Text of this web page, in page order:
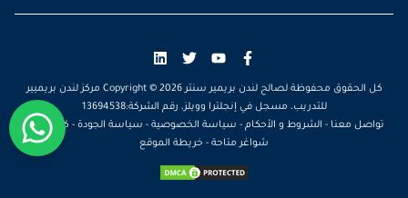
كل الحقوق محفوظة لصالح لندن بريمير سنتر Copyright ©2026
مركز لندن بريميير
للتدريب، مسجل في إنجلترا وويلز، رقم الشركة:13694538
تواصل معنا - الشروط و الأحكام - سياسة الخصوصية - سياسة الجودة - كن مدرباً -
شواغر متاحة - خريطة الموقع